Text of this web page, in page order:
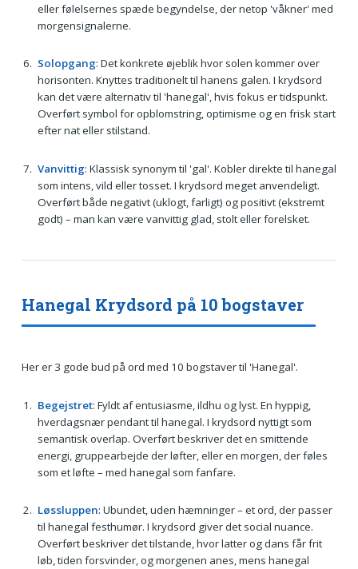
eller følelsernes spæde begyndelse, der netop 'våkner' med
morgensignalerne.
Solopgang: Det konkrete øjeblik hvor solen kommer over
horisonten. Knyttes traditionelt til hanens galen. I krydsord
kan det være alternativ til 'hanegal', hvis fokus er tidspunkt.
Overført symbol for opblomstring, optimisme og en frisk start
efter nat eller stilstand.
Vanvittig: Klassisk synonym til 'gal'. Kobler direkte til hanegal
som intens, vild eller tosset. I krydsord meget anvendeligt.
Overført både negativt (uklogt, farligt) og positivt (ekstremt
godt) – man kan være vanvittig glad, stolt eller forelsket.
Hanegal Krydsord på 10 bogstaver
Her er 3 gode bud på ord med 10 bogstaver til 'Hanegal'.
Begejstret: Fyldt af entusiasme, ildhu og lyst. En hyppig,
hverdagsnær pendant til hanegal. I krydsord nyttigt som
semantisk overlap. Overført beskriver det en smittende
energi, gruppearbejde der løfter, eller en morgen, der føles
som et løfte – med hanegal som fanfare.
Løssluppen: Ubundet, uden hæmninger – et ord, der passer
til hanegal festhumør. I krydsord giver det social nuance.
Overført beskriver det tilstande, hvor latter og dans får frit
løb, tiden forsvinder, og morgenen anes, mens hanegal